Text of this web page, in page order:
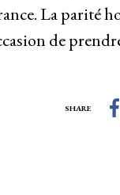
La parité
de
SHARE